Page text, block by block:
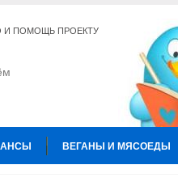
И ПОМОЩЬ ПРОЕКТУ
ВЕГАНЫ И МЯСОЕДЫ